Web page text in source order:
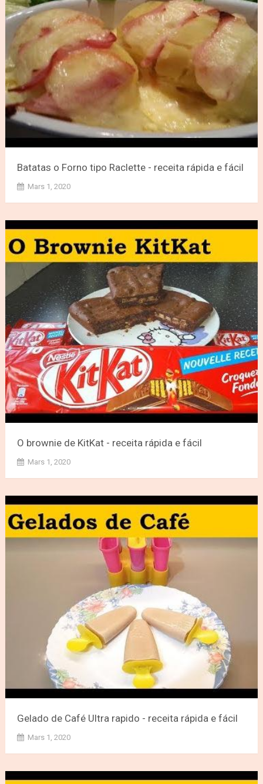
Batatas o Forno tipo Raclette - receita rápida e fácil
Mars 1, 2020
O brownie de KitKat - receita rápida e fácil
Mars 1, 2020
Gelado de Café Ultra rapido - receita rápida e fácil
Mars 1, 2020